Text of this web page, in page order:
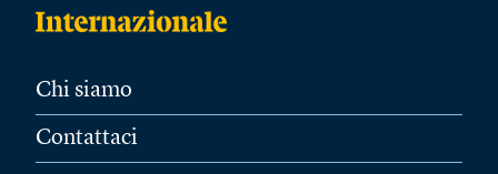
Chi siamo
Contattaci